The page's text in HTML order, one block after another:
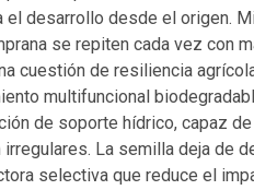
desarrollo desde el origen.
se repiten cada vez con
cuestión de resiliencia
multifuncional
de soporte hídrico, capaz
La semilla deja de
selectiva que reduce el